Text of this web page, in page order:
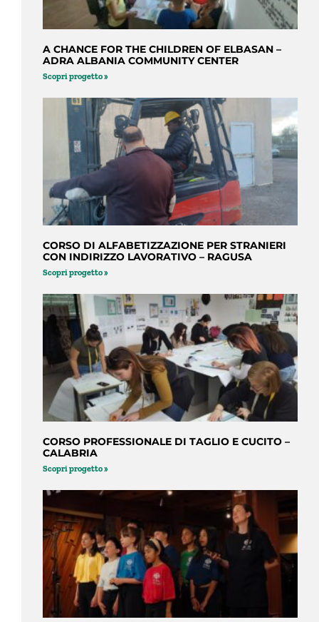
A CHANCE FOR THE CHILDREN OF ELBASAN –
ADRA ALBANIA COMMUNITY CENTER
Scopri progetto »
CORSO DI ALFABETIZZAZIONE PER STRANIERI
CON INDIRIZZO LAVORATIVO – RAGUSA
Scopri progetto »
CORSO PROFESSIONALE DI TAGLIO E CUCITO –
CALABRIA
Scopri progetto »